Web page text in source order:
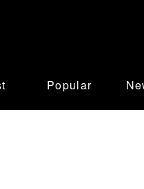
Popular